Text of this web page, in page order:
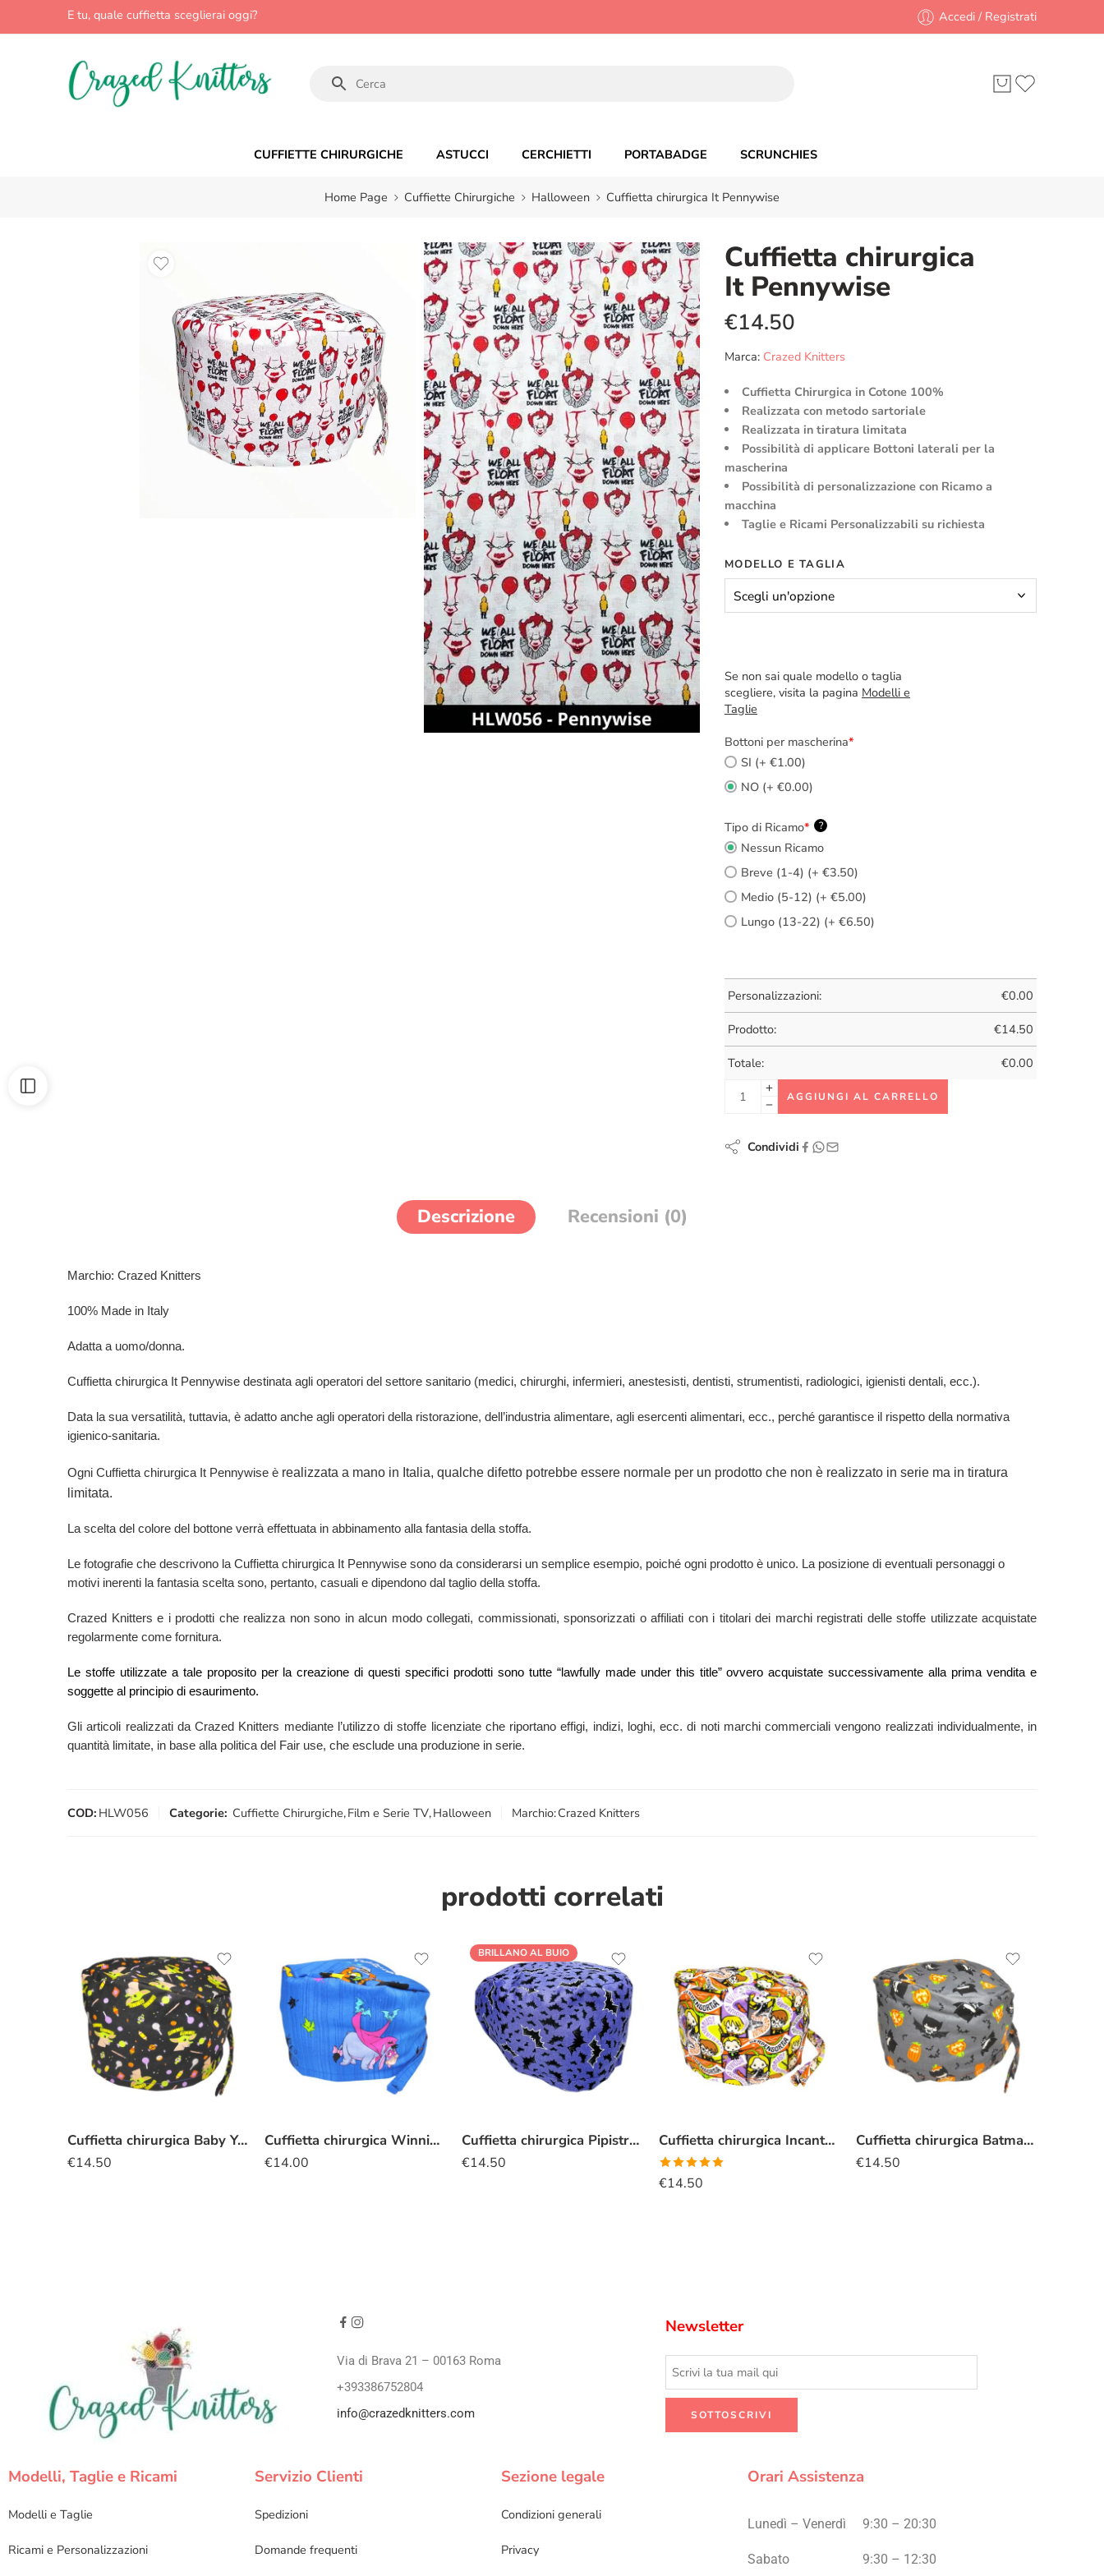
E tu, quale cuffietta sceglierai oggi? Accedi / Registrati
CUFFIETTE CHIRURGICHE ASTUCCI CERCHIETTI PORTABADGE SCRUNCHIES
Home Page Cuffiette Chirurgiche Halloween Cuffietta chirurgica It Pennywise
Cuffietta chirurgica
It Pennywise
€14.50
Marca: Crazed Knitters
Cuffietta Chirurgica in Cotone 100%
Realizzata con metodo sartoriale
Realizzata in tiratura limitata
Possibilità di applicare Bottoni laterali per la
mascherina
Possibilità di personalizzazione con Ricamo a
macchina
Taglie e Ricami Personalizzabili su richiesta
MODELLO E TAGLIA
Se non sai quale modello o taglia
scegliere, visita la pagina Modelli e
Taglie
Bottoni per mascherina*
SI (+ €1.00)
NO (+ €0.00)
Tipo di Ricamo* ?
Nessun Ricamo
Breve (1-4) (+ €3.50)
Medio (5-12) (+ €5.00)
Lungo (13-22) (+ €6.50)
Personalizzazioni: €0.00
Prodotto: €14.50
Totale: €0.00
AGGIUNGI AL CARRELLO
Condividi
Descrizione Recensioni (0)
Marchio: Crazed Knitters
100% Made in Italy
Adatta a uomo/donna.
Cuffietta chirurgica It Pennywise destinata agli operatori del settore sanitario (medici, chirurghi, infermieri, anestesisti, dentisti, strumentisti, radiologici, igienisti dentali, ecc.).
Data la sua versatilità, tuttavia, è adatto anche agli operatori della ristorazione, dell’industria alimentare, agli esercenti alimentari, ecc., perché garantisce il rispetto della normativa
igienico-sanitaria.
Ogni Cuffietta chirurgica It Pennywise è realizzata a mano in Italia, qualche difetto potrebbe essere normale per un prodotto che non è realizzato in serie ma in tiratura
limitata.
La scelta del colore del bottone verrà effettuata in abbinamento alla fantasia della stoffa.
Le fotografie che descrivono la Cuffietta chirurgica It Pennywise sono da considerarsi un semplice esempio, poiché ogni prodotto è unico. La posizione di eventuali personaggi o
motivi inerenti la fantasia scelta sono, pertanto, casuali e dipendono dal taglio della stoffa.
Crazed Knitters e i prodotti che realizza non sono in alcun modo collegati, commissionati, sponsorizzati o affiliati con i titolari dei marchi registrati delle stoffe utilizzate acquistate
regolarmente come fornitura.
Le stoffe utilizzate a tale proposito per la creazione di questi specifici prodotti sono tutte “lawfully made under this title” ovvero acquistate successivamente alla prima vendita e
soggette al principio di esaurimento.
Gli articoli realizzati da Crazed Knitters mediante l’utilizzo di stoffe licenziate che riportano effigi, indizi, loghi, ecc. di noti marchi commerciali vengono realizzati individualmente, in
quantità limitate, in base alla politica del Fair use, che esclude una produzione in serie.
COD: HLW056 Categorie: Cuffiette Chirurgiche,Film e Serie TV,Halloween Marchio:Crazed Knitters
prodotti correlati
Cuffietta chirurgica Baby Yoda nero halloween
€14.50
Cuffietta chirurgica Winnie the pooh halloween
€14.00
BRILLANO AL BUIO
Cuffietta chirurgica Pipistrelli
€14.50
Cuffietta chirurgica Incantesimi
Valutato
5.00su 5
€14.50
Cuffietta chirurgica Batman halloween
€14.50
Via di Brava 21 – 00163 Roma
+393386752804
info@crazedknitters.com
Newsletter
Modelli, Taglie e Ricami
Modelli e Taglie
Ricami e Personalizzazioni
Servizio Clienti
Spedizioni
Domande frequenti
Sezione legale
Condizioni generali
Privacy
Orari Assistenza
Lunedì – Venerdì 9:30 – 20:30
Sabato 9:30 – 12:30